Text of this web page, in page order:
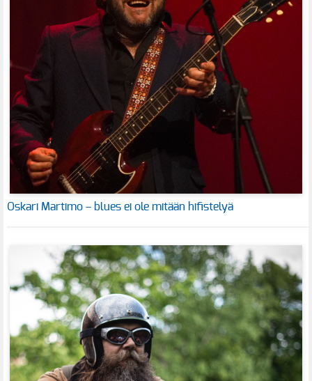
Oskari Martimo – blues ei ole mitään hifistelyä